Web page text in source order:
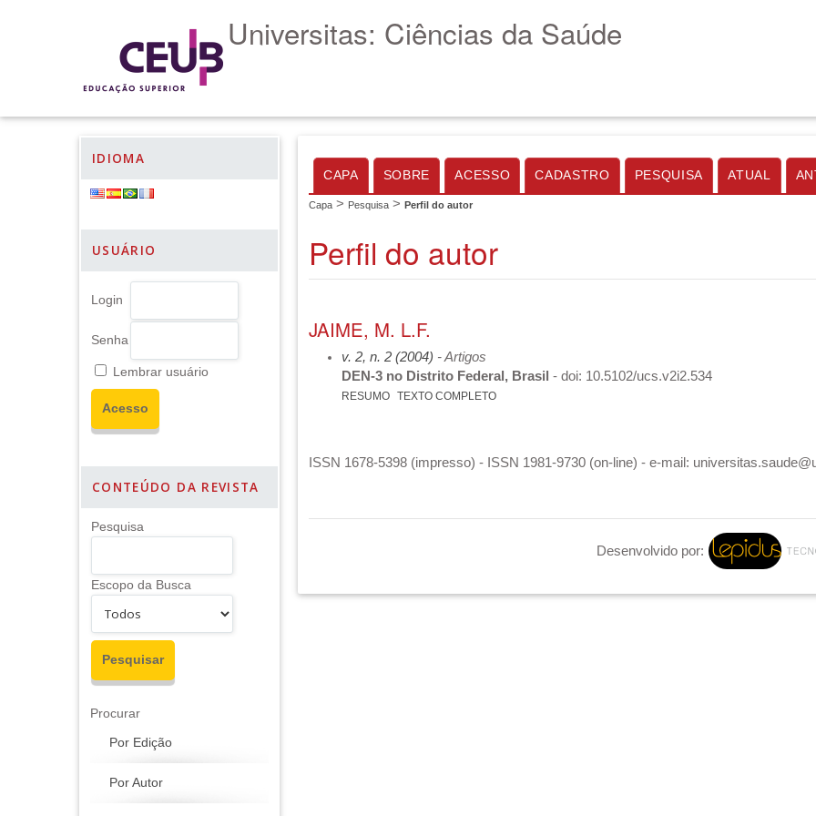
Universitas: Ciências da Saúde
IDIOMA
USUÁRIO
Login
Senha
Lembrar usuário
CONTEÚDO DA REVISTA
Pesquisa
Escopo da Busca
Procurar
Por Edição
Por Autor
CAPA SOBRE ACESSO CADASTRO PESQUISA ATUAL
Capa > Pesquisa > Perfil do autor
Perfil do autor
JAIME, M. L.F.
v. 2, n. 2 (2004) - Artigos
DEN-3 no Distrito Federal, Brasil - doi: 10.5102/ucs.v2i2.534
RESUMO TEXTO COMPLETO
ISSN 1678-5398 (impresso) - ISSN 1981-9730 (on-line) - e-mail:
Desenvolvido por: